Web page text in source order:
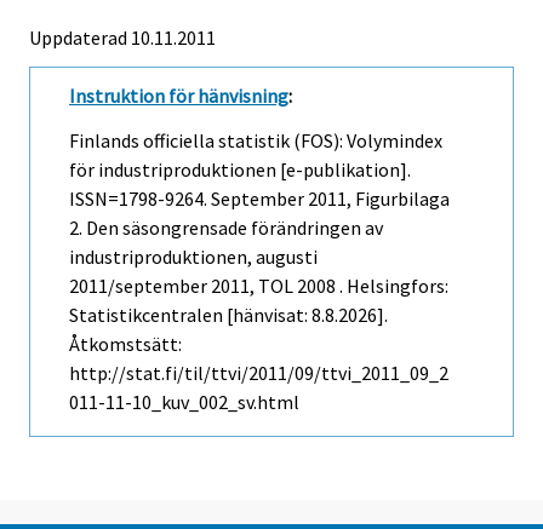
Uppdaterad 10.11.2011
Instruktion för hänvisning:
Finlands officiella statistik (FOS): Volymindex
för industriproduktionen [e-publikation].
ISSN=1798-9264. September 2011, Figurbilaga
2. Den säsongrensade förändringen av
industriproduktionen, augusti
2011/september 2011, TOL 2008 . Helsingfors:
Statistikcentralen [hänvisat: 8.8.2026].
Åtkomstsätt:
http://stat.fi/til/ttvi/2011/09/ttvi_2011_09_2
011-11-10_kuv_002_sv.html